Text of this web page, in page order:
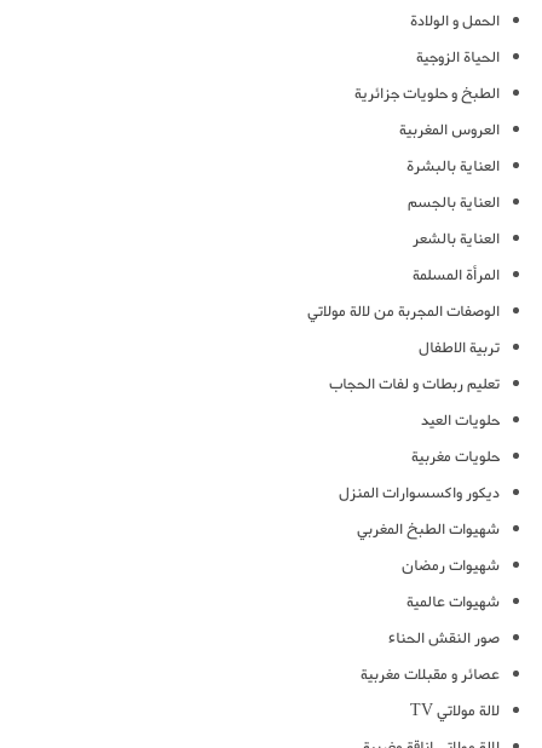
الحمل و الولادة
الحياة الزوجية
الطبخ و حلويات جزائرية
العروس المغربية
العناية بالبشرة
العناية بالجسم
العناية بالشعر
المرأة المسلمة
الوصفات المجربة من لالة مولاتي
تربية الاطفال
تعليم ربطات و لفات الحجاب
حلويات العيد
حلويات مغربية
ديكور واكسسوارات المنزل
شهيوات الطبخ المغربي
شهيوات رمضان
شهيوات عالمية
صور النقش الحناء
عصائر و مقبلات مغربية
لالة مولاتي TV